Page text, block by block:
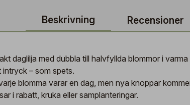
Beskrivning Recensioner
daglilja med dubbla till halvfyllda blommor i
– som spets.
blomma varar en dag, men nya knoppar
i rabatt, kruka eller samplanteringar.